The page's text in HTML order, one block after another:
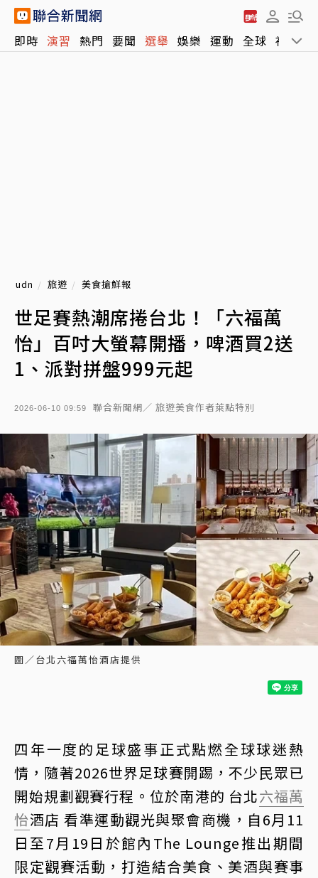
即時 演習 熱門 要聞 選舉 娛樂 運動 全球 社會
udn 旅遊 美食搶鮮報
世足賽熱潮席捲台北！「六福萬
怡」百吋大螢幕開播，啤酒買2送
1、派對拼盤999元起
2026-06-10 09:59 聯合新聞網／ 旅遊美食作者萊點特別
圖／台北六福萬怡酒店提供
四年一度的足球盛事正式點燃全球球迷熱
情，隨著2026世界足球賽開踢，不少民眾已
開始規劃觀賽行程。位於南港的 台北六福萬
怡酒店 看準運動觀光與聚會商機，自6月11
日至7月19日於館內The Lounge推出期間
限定觀賽活動，打造結合美食、美酒與賽事